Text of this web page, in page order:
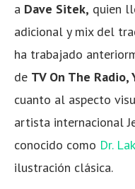
a Dave Sitek, quien
adicional y mix del
ha trabajado
de TV On The Radio,
cuanto al aspecto
artista internacional
conocido como Dr.
ilustración clásica.